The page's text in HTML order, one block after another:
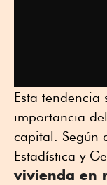
Esta tendencia
importancia
capital. Según
Estadística y
vivienda en